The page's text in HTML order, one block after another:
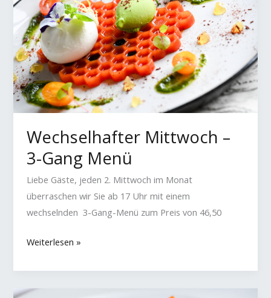
Wechselhafter Mittwoch –
3-Gang Menü
Liebe Gäste, jeden 2. Mittwoch im Monat
überraschen wir Sie ab 17 Uhr mit einem
wechselnden 3-Gang-Menü zum Preis von 46,50
Wechselhafter
–
3-
Weiterlesen »